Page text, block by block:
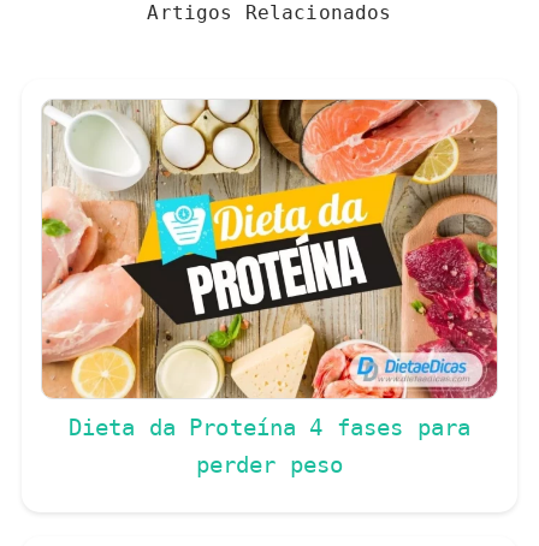
Artigos Relacionados
Dieta da Proteína 4 fases para
perder peso